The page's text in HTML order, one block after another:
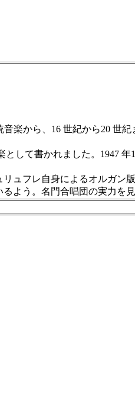
楽から、16 世紀から20 世
て書かれました。1947 年
ュフレ自身によるオルガン
よう。名門合唱団の実力を